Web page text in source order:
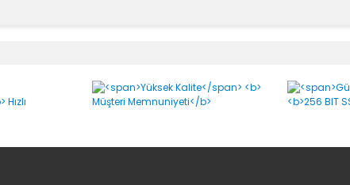
Bu ürüne ilk yorumu siz yapın!